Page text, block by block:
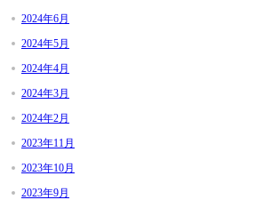
2024年6月
2024年5月
2024年4月
2024年3月
2024年2月
2023年11月
2023年10月
2023年9月